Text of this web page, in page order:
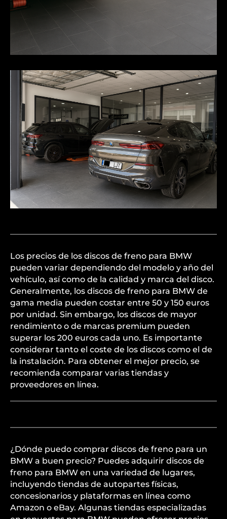
Los precios de los discos de freno para BMW
pueden variar dependiendo del modelo y año del
vehículo, así como de la calidad y marca del disco.
Generalmente, los discos de freno para BMW de
gama media pueden costar entre 50 y 150 euros
por unidad. Sin embargo, los discos de mayor
rendimiento o de marcas premium pueden
superar los 200 euros cada uno. Es importante
considerar tanto el coste de los discos como el de
la instalación. Para obtener el mejor precio, se
recomienda comparar varias tiendas y
proveedores en línea.
¿Dónde puedo comprar discos de freno para un
BMW a buen precio? Puedes adquirir discos de
freno para BMW en una variedad de lugares,
incluyendo tiendas de autopartes físicas,
concesionarios y plataformas en línea como
Amazon o eBay. Algunas tiendas especializadas